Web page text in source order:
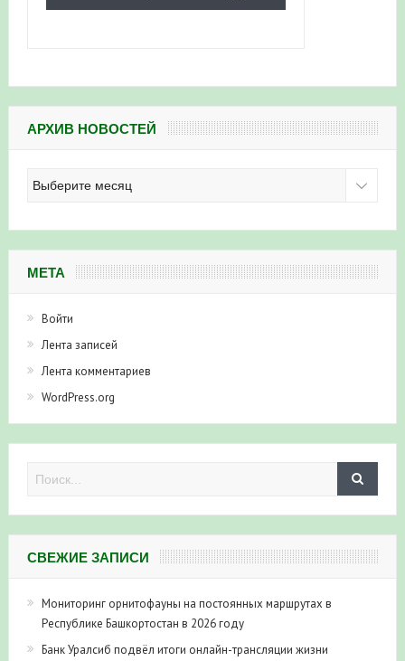
АРХИВ НОВОСТЕЙ
новостей
МЕТА
Войти
Лента записей
Лента комментариев
WordPress.org
СВЕЖИЕ ЗАПИСИ
Мониторинг орнитофауны на постоянных маршрутах в
Республике Башкортостан в 2026 году
Банк Уралсиб подвёл итоги онлайн-трансляции жизни